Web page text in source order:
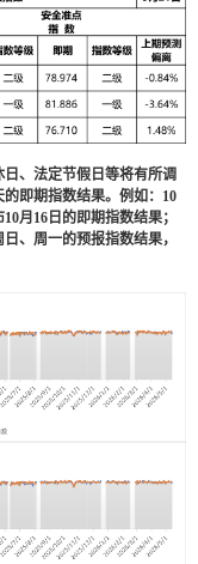
、法定节假日等将有所调
即期指数结果。例如： 10
10月 16 日的即期指数结果；
、周一的预报指数结果，